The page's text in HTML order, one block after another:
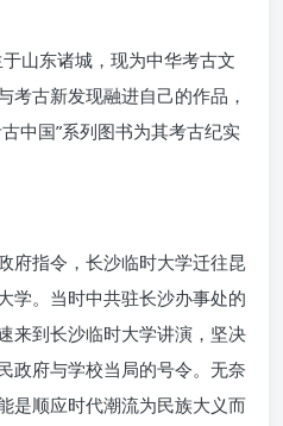
山东诸城，现为中华考古文
考古新发现融进自己的作品，
中国”系列图书为其考古纪实
府指令，长沙临时大学迁往昆
学。当时中共驻长沙办事处的
来到长沙临时大学讲演，坚决
政府与学校当局的号令。无奈
是顺应时代潮流为民族大义而